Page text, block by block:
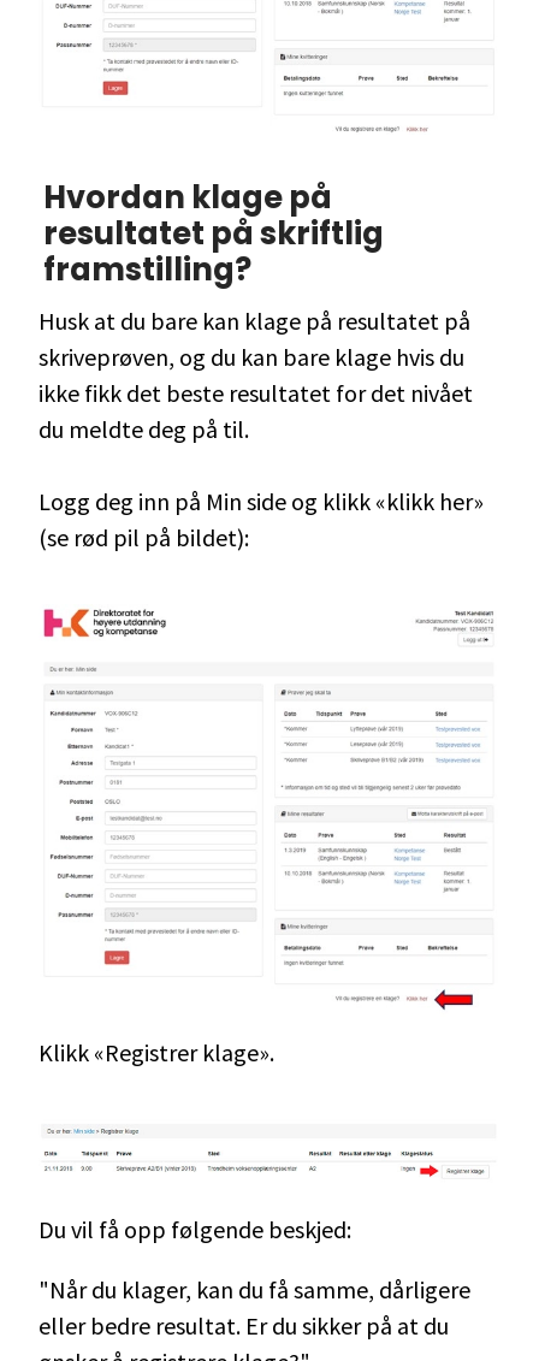
Hvordan klage på
resultatet på skriftlig
framstilling?
Husk at du bare kan klage på resultatet på
skriveprøven, og du kan bare klage hvis du
ikke fikk det beste resultatet for det nivået
du meldte deg på til.
Logg deg inn på Min side og klikk «klikk her»
(se rød pil på bildet):
Klikk «Registrer klage».
Du vil få opp følgende beskjed:
"Når du klager, kan du få samme, dårligere
eller bedre resultat. Er du sikker på at du